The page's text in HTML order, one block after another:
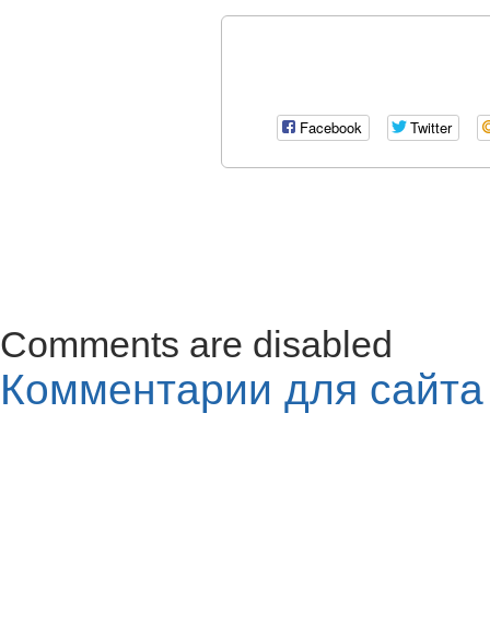
Facebook Twitter
Comments are disabled
Комментарии для